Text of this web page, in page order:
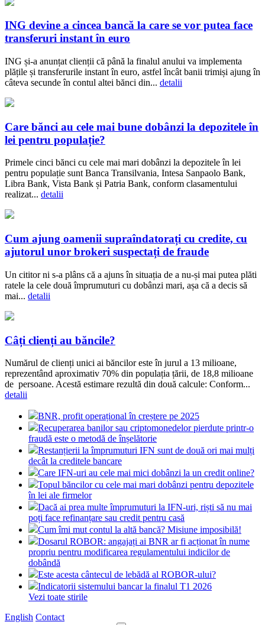
ING devine a cincea bancă la care se vor putea face
transferuri instant în euro
ING și-a anunțat clienții că până la finalul anului va implementa
plățile și transferurile instant în euro, astfel încât banii trimiși ajung în
câteva secunde în contul altei bănci din... detalii
Care bănci au cele mai bune dobânzi la depozitele în
lei pentru populație?
Primele cinci bănci cu cele mai mari dobânzi la depozitele în lei
pentru populație sunt Banca Transilvania, Intesa Sanpaolo Bank,
Libra Bank, Vista Bank și Patria Bank, conform clasamentului
realizat... detalii
Cum ajung oamenii supraîndatorați cu credite, cu
ajutorul unor brokeri suspectați de fraude
Un cititor ni s-a plâns că a ajuns în situația de a nu-și mai putea plăti
ratele la cele două împrumuturi cu dobânzi mari, așa că a decis să
mai... detalii
Câți clienți au băncile?
Numărul de clienți unici ai băncilor este în jurul a 13 milioane,
reprezentând aproximativ 70% din populația țării, de 18,8 milioane
de persoane. Acestă estimare rezultă din două calcule: Conform...
detalii
BNR, profit operațional în creștere pe 2025
Recuperarea banilor sau criptomonedelor pierdute printr-o
fraudă este o metodă de înșelătorie
Restanțierii la împrumuturi IFN sunt de două ori mai mulți
decât la creditele bancare
Care IFN-uri au cele mai mici dobânzi la un credit online?
Topul băncilor cu cele mai mari dobânzi pentru depozitele
în lei ale firmelor
Dacă ai prea multe împrumuturi la IFN-uri, riști să nu mai
poți face refinanțare sau credit pentru casă
Cum îmi mut contul la altă bancă? Misiune imposibilă!
Dosarul ROBOR: angajați ai BNR ar fi acționat în nume
propriu pentru modificarea regulamentului indicilor de
dobândă
Este acesta cântecul de lebădă al ROBOR-ului?
Indicatorii sistemului bancar la finalul T1 2026
Vezi toate stirile
English Contact